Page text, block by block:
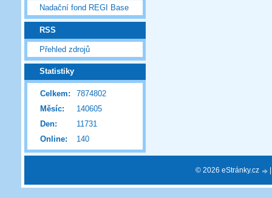
Nadační fond REGI Base
RSS
Přehled zdrojů
Statistiky
Online: 140
Celkem:
7874802
Měsíc:
140605
Den:
11731
© 2026 eStránky.cz